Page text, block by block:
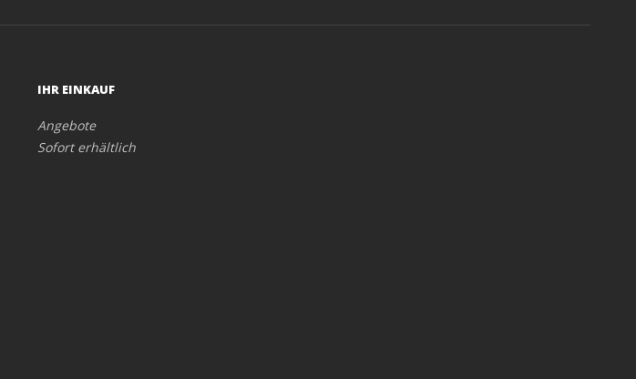
IHR EINKAUF
Angebote
Sofort erhältlich